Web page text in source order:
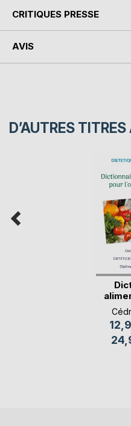
CRITIQUES PRESSE
AVIS
D’AUTRES